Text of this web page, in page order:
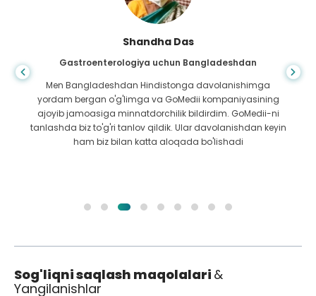
Shandha Das
Gastroenterologiya uchun Bangladeshdan
Men Bangladeshdan Hindistonga davolanishimga
yordam bergan o'g'limga va GoMedii kompaniyasining
ajoyib jamoasiga minnatdorchilik bildirdim. GoMedii-ni
tanlashda biz to'g'ri tanlov qildik. Ular davolanishdan keyin
ham biz bilan katta aloqada bo'lishadi
Sog'liqni saqlash maqolalari &
Yangilanishlar